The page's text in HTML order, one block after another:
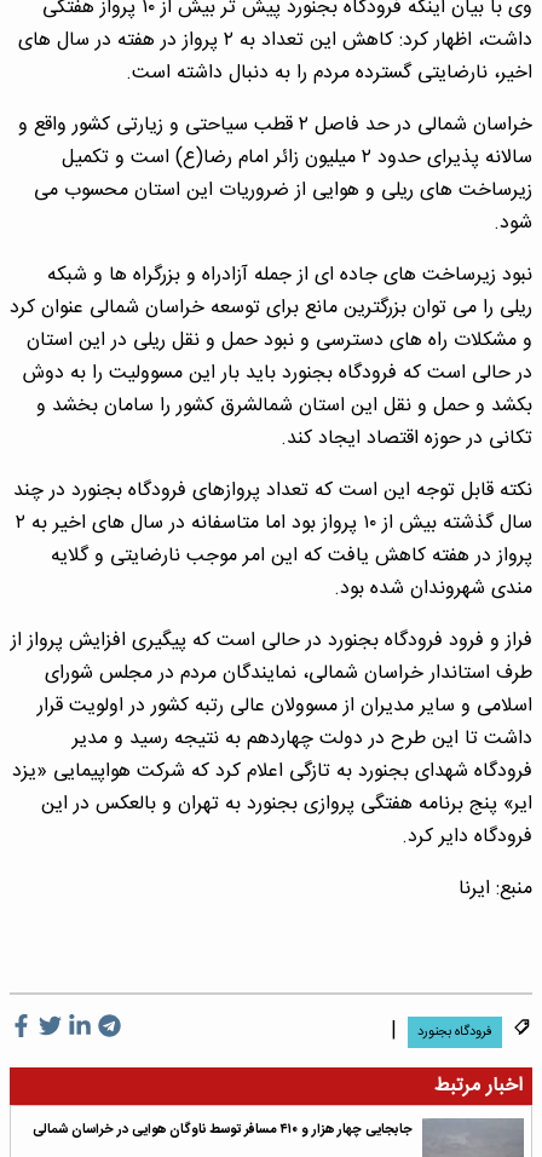
وی با بیان اینکه فرودگاه بجنورد پیش تر بیش از ۱۰ پرواز هفتگی
داشت، اظهار کرد: کاهش این تعداد به ۲ پرواز در هفته در سال های
اخیر، نارضایتی گسترده مردم را به دنبال داشته است.
خراسان شمالی در حد فاصل ۲ قطب سیاحتی و زیارتی کشور واقع و
سالانه پذیرای حدود ۲ میلیون زائر امام رضا(ع) است و تکمیل
زیرساخت های ریلی و هوایی از ضروریات این استان محسوب می
شود.
نبود زیرساخت های جاده ای از جمله آزادراه و بزرگراه ها و شبکه
ریلی را می توان بزرگترین مانع برای توسعه خراسان شمالی عنوان کرد
و مشکلات راه های دسترسی و نبود حمل و نقل ریلی در این استان
در حالی است که فرودگاه بجنورد باید بار این مسوولیت را به دوش
بکشد و حمل و نقل این استان شمالشرق کشور را سامان بخشد و
تکانی در حوزه اقتصاد ایجاد کند.
نکته قابل توجه این است که تعداد پروازهای فرودگاه بجنورد در چند
سال گذشته بیش از ۱۰ پرواز بود اما متاسفانه در سال های اخیر به ۲
پرواز در هفته کاهش یافت که این امر موجب نارضایتی و گلایه
مندی شهروندان شده بود.
فراز و فرود فرودگاه بجنورد در حالی است که پیگیری افزایش پرواز از
طرف استاندار خراسان شمالی، نمایندگان مردم در مجلس شورای
اسلامی و سایر مدیران از مسوولان عالی رتبه کشور در اولویت قرار
داشت تا این طرح در دولت چهاردهم به نتیجه رسید و مدیر
فرودگاه شهدای بجنورد به تازگی اعلام کرد که شرکت هواپیمایی «یزد
ایر» پنج برنامه هفتگی پروازی بجنورد به تهران و بالعکس در این
فرودگاه دایر کرد.
منبع: ایرنا
فرودگاه بجنورد
|
اخبار مرتبط
جابجایی چهار هزار و ۴۱۰ مسافر توسط ناوگان هوایی در خراسان شمالی